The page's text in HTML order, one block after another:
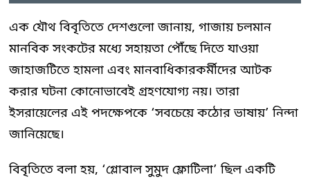
এক যৌথ বিবৃতিতে দেশগুলো জানায়, গাজায় চলমান
মানবিক সংকটের মধ্যে সহায়তা পৌঁছে দিতে যাওয়া
জাহাজটিতে হামলা এবং মানবাধিকারকর্মীদের আটক
করার ঘটনা কোনোভাবেই গ্রহণযোগ্য নয়। তারা
ইসরায়েলের এই পদক্ষেপকে ‘সবচেয়ে কঠোর ভাষায়’ নিন্দা
জানিয়েছে।
বিবৃতিতে বলা হয়, ‘গ্লোবাল সুমুদ ফ্লোটিলা’ ছিল একটি